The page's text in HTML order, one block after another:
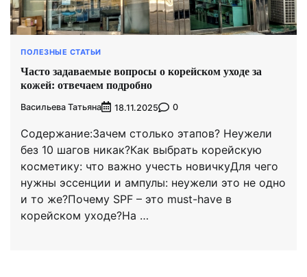
ПОЛЕЗНЫЕ СТАТЬИ
Часто задаваемые вопросы о корейском уходе за
кожей: отвечаем подробно
Васильева Татьяна 18.11.2025 0
Содержание:Зачем столько этапов? Неужели
без 10 шагов никак?Как выбрать корейскую
косметику: что важно учесть новичкуДля чего
нужны эссенции и ампулы: неужели это не одно
и то же?Почему SPF – это must-have в
корейском уходе?На …